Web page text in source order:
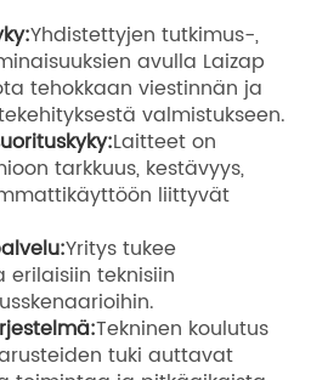
Yhdistettyjen tutkimus-,
avulla Laizap
tehokkaan viestinnän ja
valmistukseen.
Laitteet on
tarkkuus, kestävyys,
liittyvät
Yritys tukee
teknisiin
Tekninen koulutus
tuki auttavat